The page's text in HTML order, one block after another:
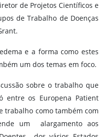
de Projetos Científicos e
de Trabalho de Doenças
e a forma como estes
um dos temas em foco.
sobre o trabalho que
entre os Europena Patient
trabalho como também com
um alargamento aos